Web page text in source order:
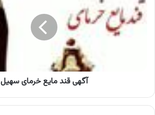
مایع
خرمای
آگهی قند مایع خرمای سهیل